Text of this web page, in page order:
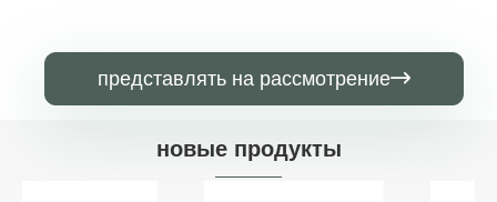
представлять на рассмотрение
новые продукты